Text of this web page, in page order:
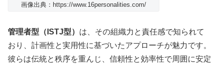
画像出典：https://www.16personalities.com/
管理者型（ISTJ型） は、その組織力と責任感で知られて
おり、計画性と実用性に基づいたアプローチが魅力です。
彼らは伝統と秩序を重んじ、信頼性と効率性で周囲に安定